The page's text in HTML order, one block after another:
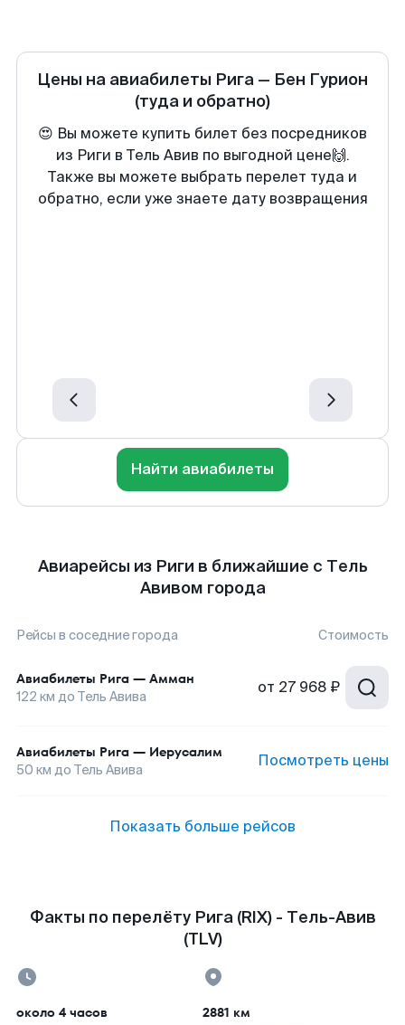
Цены на авиабилеты Рига — Бен Гурион
(туда и обратно)
😍 Вы можете купить билет без посредников
из Риги в Тель Авив по выгодной цене🙌.
Также вы можете выбрать перелет туда и
обратно, если уже знаете дату возвращения
Найти авиабилеты
Авиарейсы из Риги в ближайшие с Тель
Авивом города
Рейсы в соседние города Стоимость
Авиабилеты Рига — Амман
122 км до Тель Авива от 27 968 ₽
Авиабилеты Рига — Иерусалим
50 км до Тель Авива Посмотреть цены
Показать больше рейсов
Факты по перелёту Рига (RIX) - Тель-Авив
(TLV)
около 4 часов 2881 км